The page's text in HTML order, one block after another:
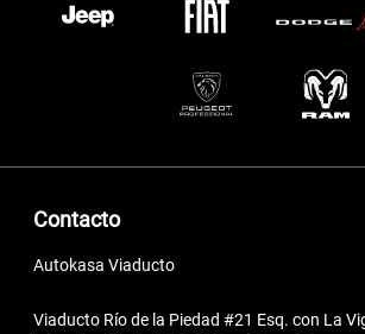
Contacto
Autokasa Viaducto
Viaducto Río de la Piedad #21 Esq. con La